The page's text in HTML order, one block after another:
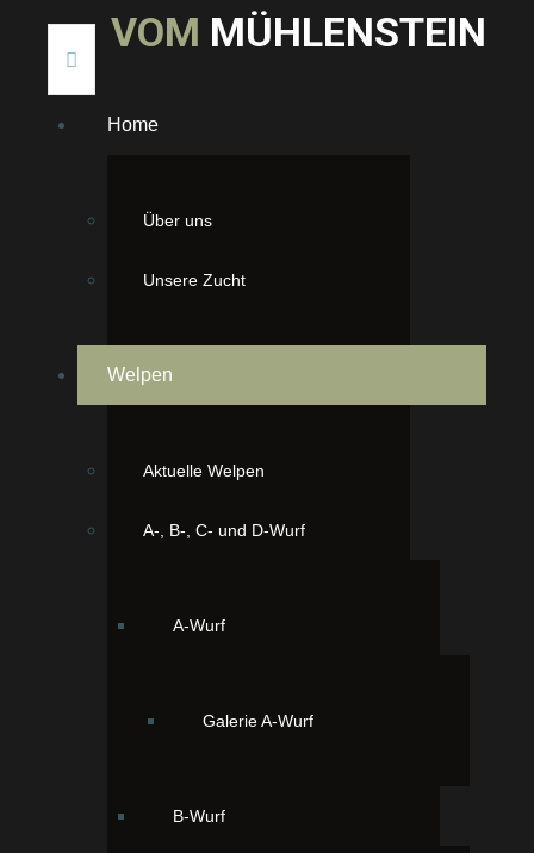
VOM MÜHLENSTEIN
Home
Über uns
Unsere Zucht
Welpen
Aktuelle Welpen
A-, B-, C- und D-Wurf
A-Wurf
Galerie A-Wurf
B-Wurf